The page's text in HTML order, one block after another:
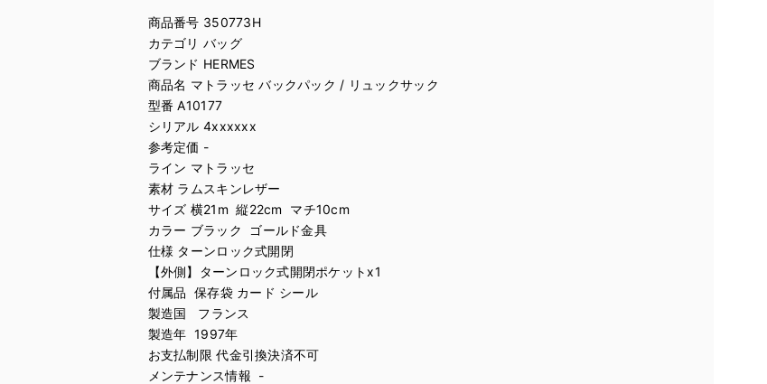
商品番号 350773H
カテゴリ バッグ
ブランド HERMES
商品名 マトラッセ バックパック / リュックサック
型番 A10177
シリアル 4xxxxxx
参考定価 -
ライン マトラッセ
素材 ラムスキンレザー
サイズ 横21m 縦22cm マチ10cm
カラー ブラック ゴールド金具
仕様 ターンロック式開閉
【外側】ターンロック式開閉ポケットx1
付属品 保存袋 カード シール
製造国 フランス
製造年 1997年
お支払制限 代金引換決済不可
メンテナンス情報 -